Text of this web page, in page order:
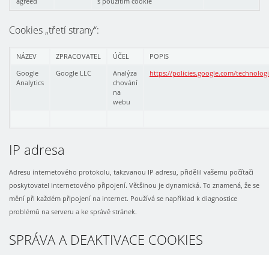
Cookies „třetí strany“:
NÁZEV ZPRACOVATEL ÚČEL
POPIS
Google
Analytics
Google LLC
Analýza
chování
na
webu
https://policies.google.com/
IP adresa
Adresu internetového protokolu, takzvanou IP adresu, přidělil vašemu počítači
poskytovatel internetového připojení. Většinou je dynamická. To znamená, že se
mění při každém připojení na internet. Používá se například k diagnostice
problémů na serveru a ke správě stránek.
SPRÁVA A DEAKTIVACE COOKIES